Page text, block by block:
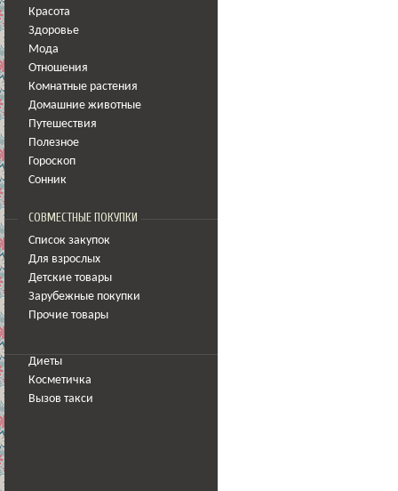
Красота
Здоровье
Мода
Отношения
Комнатные растения
Домашние животные
Путешествия
Полезное
Гороскоп
Сонник
СОВМЕСТНЫЕ ПОКУПКИ
Список закупок
Для взрослых
Детские товары
Зарубежные покупки
Прочие товары
Диеты
Косметичка
Вызов такси